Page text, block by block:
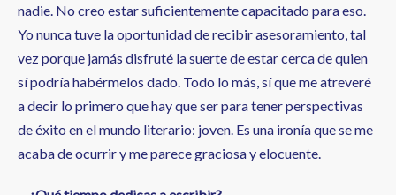
nadie. No creo estar suficientemente capacitado para eso.
Yo nunca tuve la oportunidad de recibir asesoramiento, tal
vez porque jamás disfruté la suerte de estar cerca de quien
sí podría habérmelos dado. Todo lo más, sí que me atreveré
a decir lo primero que hay que ser para tener perspectivas
de éxito en el mundo literario: joven. Es una ironía que se me
acaba de ocurrir y me parece graciosa y elocuente.